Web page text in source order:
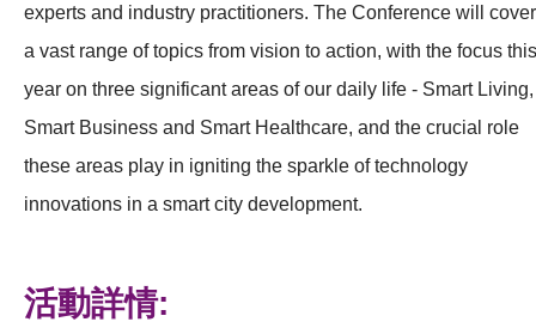
experts and industry practitioners. The Conference will cover
a vast range of topics from vision to action, with the focus this
year on three significant areas of our daily life - Smart Living,
Smart Business and Smart Healthcare, and the crucial role
these areas play in igniting the sparkle of technology
innovations in a smart city development.
活動詳情: